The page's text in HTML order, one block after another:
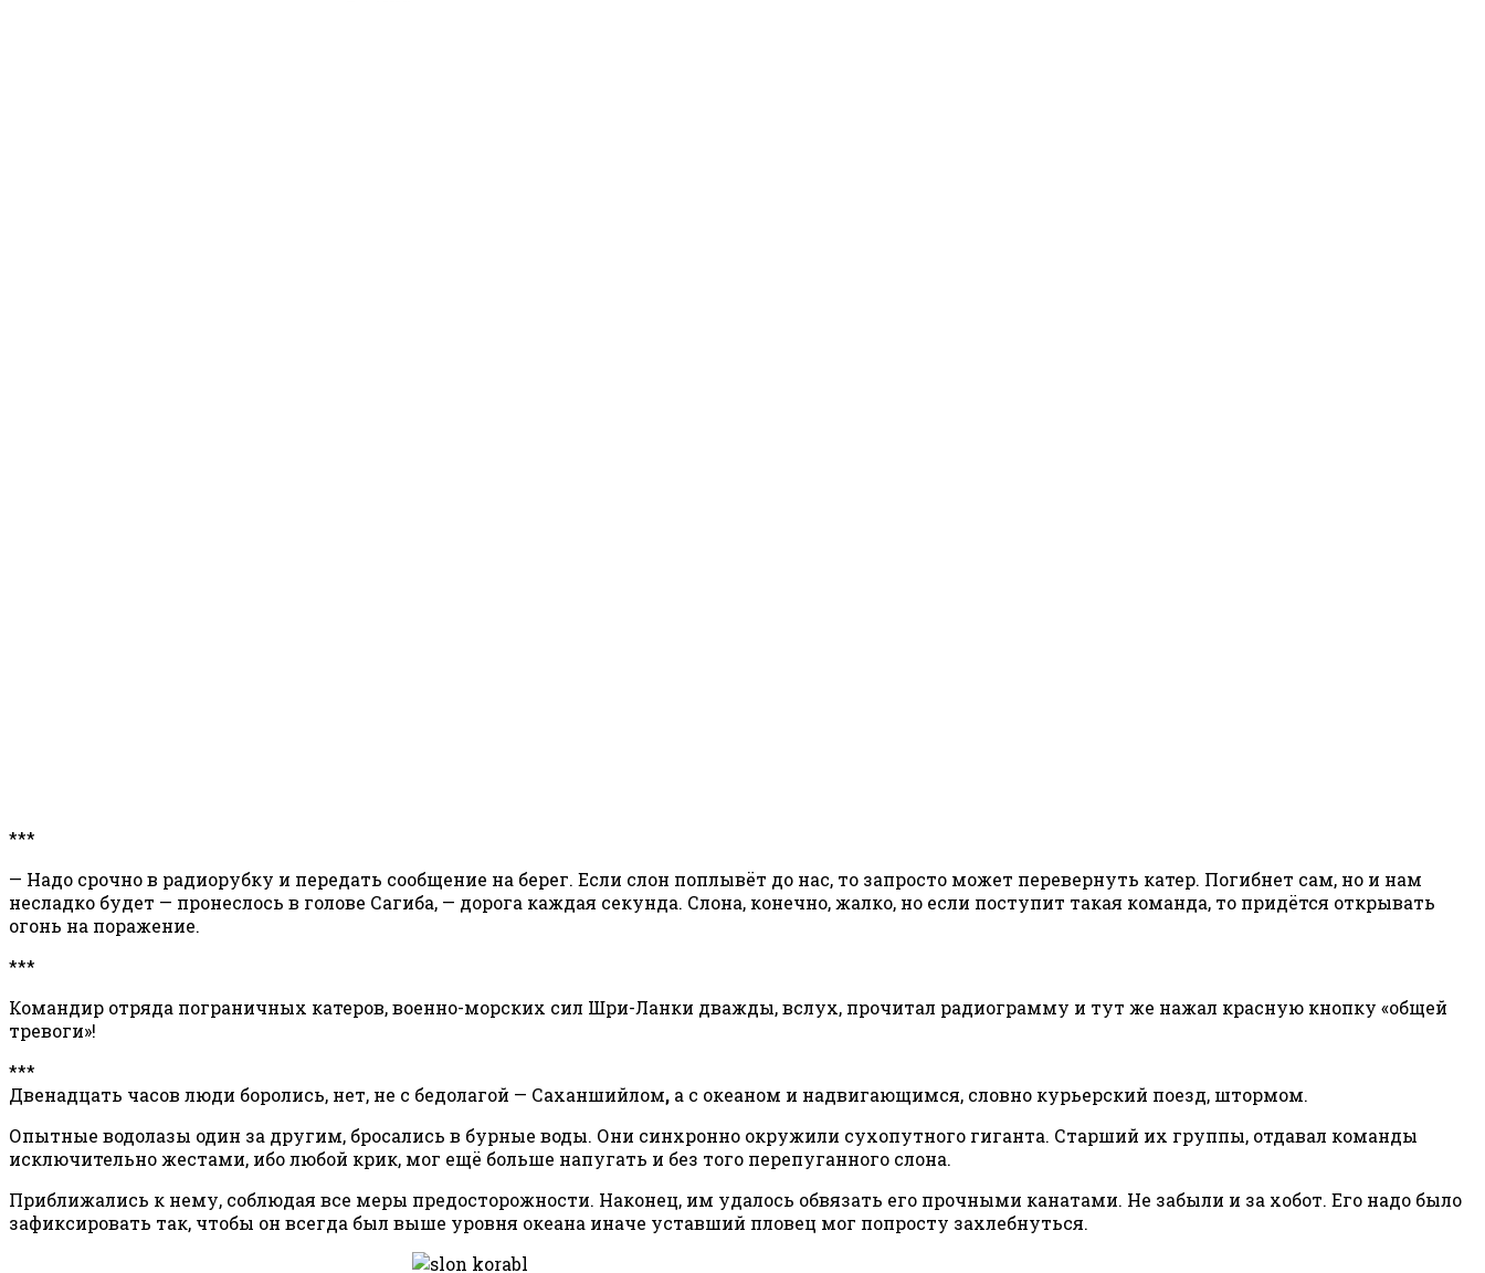
***
— Надо срочно в радиорубку и передать сообщение на берег. Если слон поплывёт до нас, то запросто может перевернуть катер. Погибнет сам, но и нам
несладко будет — пронеслось в голове Сагиба, — дорога каждая секунда. Слона, конечно, жалко, но если поступит такая команда, то придётся открывать
огонь на поражение.
***
Командир отряда пограничных катеров, военно-морских сил Шри-Ланки дважды, вслух, прочитал радиограмму и тут же нажал красную кнопку «общей
тревоги»!
***
Двенадцать часов люди боролись, нет, не с бедолагой — Саханшийлом, а с океаном и надвигающимся, словно курьерский поезд, штормом.
Опытные водолазы один за другим, бросались в бурные воды. Они синхронно окружили сухопутного гиганта. Старший их группы, отдавал команды
исключительно жестами, ибо любой крик, мог ещё больше напугать и без того перепуганного слона.
Приближались к нему, соблюдая все меры предосторожности. Наконец, им удалось обвязать его прочными канатами. Не забыли и за хобот. Его надо было
зафиксировать так, чтобы он всегда был выше уровня океана иначе уставший пловец мог попросту захлебнуться.